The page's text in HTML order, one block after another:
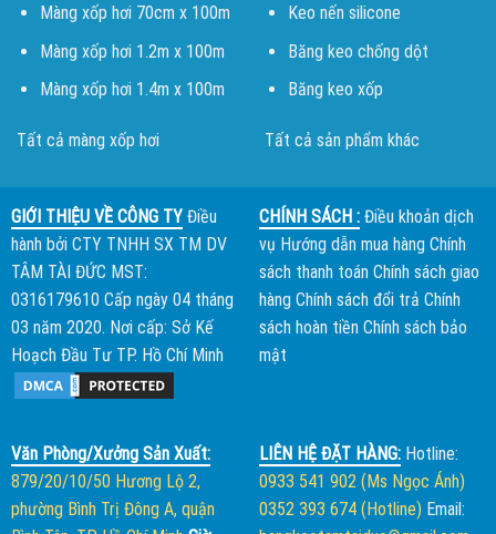
Màng xốp hơi 70cm x 100m
Màng xốp hơi 1.2m x 100m
Màng xốp hơi 1.4m x 100m
Tất cả màng xốp hơi
Keo nến silicone
Băng keo chống dột
Băng keo xốp
Tất cả sản phẩm khác
GIỚI THIỆU VỀ CÔNG TYĐiều
hành bởi CTY TNHH SX TM DV
TÂM TÀI ĐỨC MST:
0316179610 Cấp ngày 04 tháng
03 năm 2020. Nơi cấp: Sở Kế
Hoạch Đầu Tư TP. Hồ Chí Minh
CHÍNH SÁCH : Điều khoản dịch
vụ Hướng dẫn mua hàng Chính
sách thanh toán Chính sách giao
hàng Chính sách đổi trả Chính
sách hoàn tiền Chính sách bảo
mật
Văn Phòng/Xưởng Sản Xuất:
879/20/10/50 Hương Lộ 2,
phường Bình Trị Đông A, quận
LIÊN HỆ ĐẶT HÀNG:Hotline:
0933 541 902 (Ms Ngọc Ánh)
0352 393 674 (Hotline) Email: